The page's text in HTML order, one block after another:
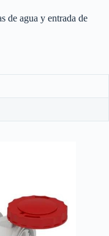
de agua y entrada de